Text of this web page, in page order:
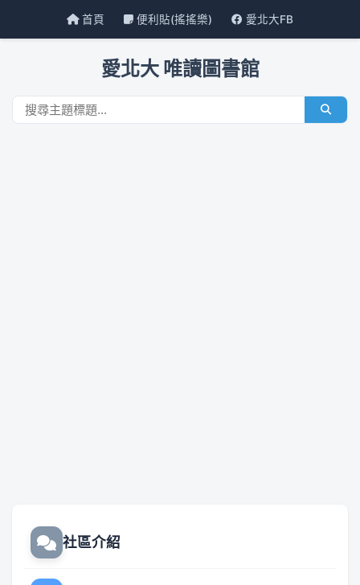
首頁 便利貼(搖搖樂) 愛北大FB
愛北大 唯讀圖書館
社區介紹